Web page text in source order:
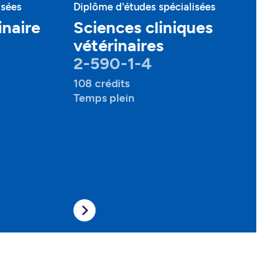
Diplôme d'études spécialisées
Sciences cliniques
vétérinaires
2-590-1-4
108 crédits
Temps plein